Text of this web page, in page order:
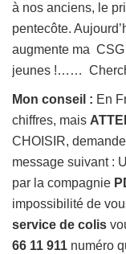
à nos anciens, le
pentecôte.
augmente ma
jeunes !……
Mon conseil : En
chiffres, mais
CHOISIR,
message suivant :
par la compagnie
impossibilité de
service de colis
66 11 911 numéro